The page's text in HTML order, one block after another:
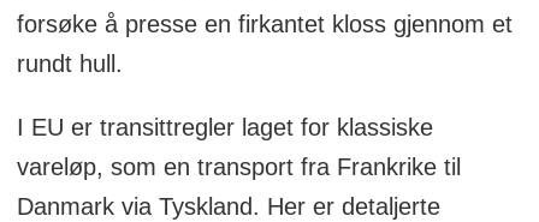
forsøke å presse en firkantet kloss gjennom et
rundt hull.
I EU er transittregler laget for klassiske
vareløp, som en transport fra Frankrike til
Danmark via Tyskland. Her er detaljerte